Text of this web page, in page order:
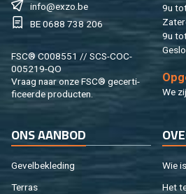
info@​exzo.​be
BE 0688 738 206
FSC® C008551 // SCS-COC-
005219-QO
Vraag naar onze FSC® ge­cer­ti­
fi­ceer­de pro­duc­ten.
9u
9u
We
ONS AAN­BOD
Ge­vel­be­kle­ding
Ter­ras
Wie
Het